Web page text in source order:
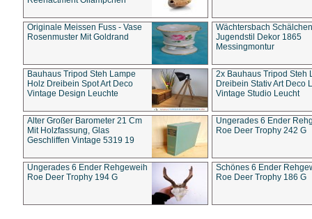
Originale Meissen Fuss - Vase
Rosenmuster Mit Goldrand
Wächtersbach Schälchen
Jugendstil Dekor 1865
Messingmontur
Bauhaus Tripod Steh Lampe
Holz Dreibein Spot Art Deco
Vintage Design Leuchte
2x Bauhaus Tripod Steh
Dreibein Stativ Art Deco
Vintage Studio Leucht
Alter Großer Barometer 21 Cm
Mit Holzfassung, Glas
Geschliffen Vintage 5319 19
Ungerades 6 Ender
Roe Deer Trophy 242 G
Ungerades 6 Ender Rehgeweih
Roe Deer Trophy 194 G
Schönes 6 Ender
Roe Deer Trophy 186 G